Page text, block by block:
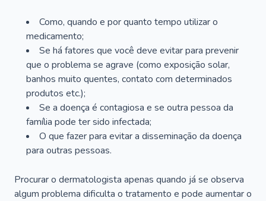
Como, quando e por quanto tempo utilizar o
medicamento;
Se há fatores que você deve evitar para prevenir
que o problema se agrave (como exposição solar,
banhos muito quentes, contato com determinados
produtos etc.);
Se a doença é contagiosa e se outra pessoa da
família pode ter sido infectada;
O que fazer para evitar a disseminação da doença
para outras pessoas.
Procurar o dermatologista apenas quando já se observa
algum problema dificulta o tratamento e pode aumentar o